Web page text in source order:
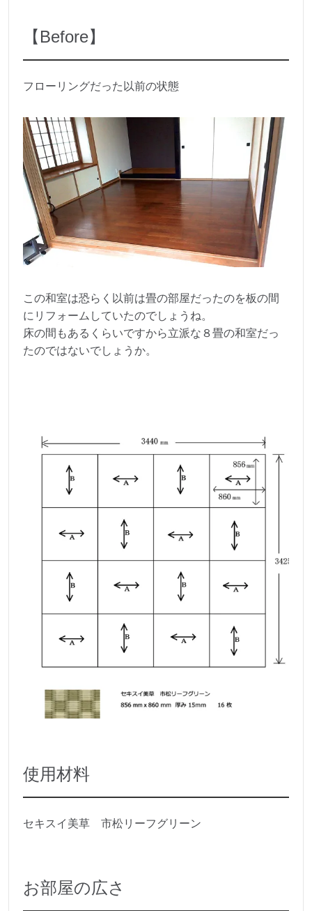
【Before】
フローリングだった以前の状態
この和室は恐らく以前は畳の部屋だったのを板の間
にリフォームしていたのでしょうね。
床の間もあるくらいですから立派な８畳の和室だっ
たのではないでしょうか。
使用材料
セキスイ美草 市松リーフグリーン
お部屋の広さ